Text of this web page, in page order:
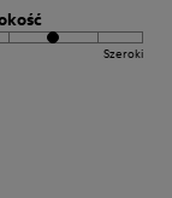
Szeroki